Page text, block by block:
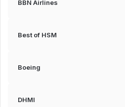
BBN Airlines
Best of HSM
Boeing
DHMI